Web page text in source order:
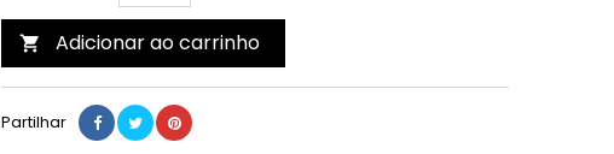
 Adicionar ao carrinho
Partilhar